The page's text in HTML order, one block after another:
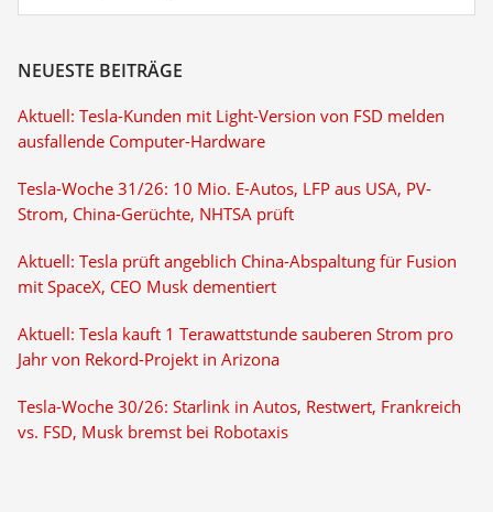
NEUESTE BEITRÄGE
Aktuell: Tesla-Kunden mit Light-Version von FSD melden
ausfallende Computer-Hardware
Tesla-Woche 31/26: 10 Mio. E-Autos, LFP aus USA, PV-
Strom, China-Gerüchte, NHTSA prüft
Aktuell: Tesla prüft angeblich China-Abspaltung für Fusion
mit SpaceX, CEO Musk dementiert
Aktuell: Tesla kauft 1 Terawattstunde sauberen Strom pro
Jahr von Rekord-Projekt in Arizona
Tesla-Woche 30/26: Starlink in Autos, Restwert, Frankreich
vs. FSD, Musk bremst bei Robotaxis